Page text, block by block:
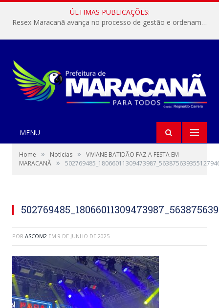
ÚLTIMAS PUBLICAÇÕES:
Resex Maracanã avança no processo de gestão e ordenamento do turismo em nossas áreas protegidas.
MENU
Home » Notícias »
VIVIANE BATIDÃO FAZ A FESTA EM
MARACANÃ »
POR ASCOM2 EM 9 DE JUNHO DE 2025